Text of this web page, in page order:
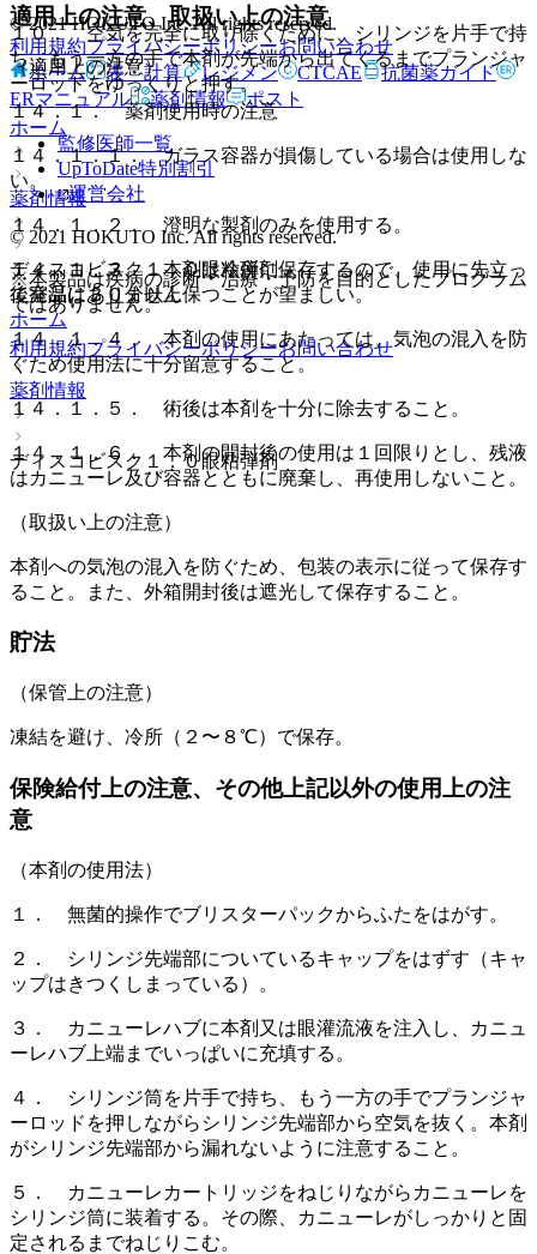
１０． 空気を完全に取り除くために、シリンジを片手で持
ち、もう一方の手で本剤が先端から出てくるまでプランジャ
ーロッドをゆっくりと押す。
ホーム
薬剤情報
ディスコビスク１．０眼粘弾剤
後発品はありません
ホーム
薬剤情報
ディスコビスク１．０眼粘弾剤
適用上の注意、取扱い上の注意
（適用上の注意）
１４．１． 薬剤使用時の注意
１４．１．１． ガラス容器が損傷している場合は使用しな
い。
１４．１．２． 澄明な製剤のみを使用する。
１４．１．３． 本剤は冷所に保存するので、使用に先立っ
て室温に３０分以上保つことが望ましい。
１４．１．４． 本剤の使用にあたっては、気泡の混入を防
ぐため使用法に十分留意すること。
１４．１．５． 術後は本剤を十分に除去すること。
１４．１．６． 本剤の開封後の使用は１回限りとし、残液
はカニューレ及び容器とともに廃棄し、再使用しないこと。
（取扱い上の注意）
本剤への気泡の混入を防ぐため、包装の表示に従って保存す
ること。また、外箱開封後は遮光して保存すること。
貯法
（保管上の注意）
凍結を避け、冷所（２〜８℃）で保存。
保険給付上の注意、その他上記以外の使用上の注
意
（本剤の使用法）
１． 無菌的操作でブリスターパックからふたをはがす。
２． シリンジ先端部についているキャップをはずす（キャ
ップはきつくしまっている）。
３． カニューレハブに本剤又は眼灌流液を注入し、カニュ
ーレハブ上端までいっぱいに充填する。
４． シリンジ筒を片手で持ち、もう一方の手でプランジャ
ーロッドを押しながらシリンジ先端部から空気を抜く。本剤
がシリンジ先端部から漏れないように注意すること。
５． カニューレカートリッジをねじりながらカニューレを
シリンジ筒に装着する。その際、カニューレがしっかりと固
定されるまでねじりこむ。
© 2021 HOKUTO Inc. All rights reserved.
利用規約プライバシーポリシーお問い合わせ
ホーム
表・計算 レジメン CTCAE
抗菌薬ガイド
ERマニュアル
薬剤情報 ポスト
監修医師一覧
UpToDate特別割引
運営会社
© 2021 HOKUTO Inc. All rights reserved.
※本製品は疾病の診断・治療・予防を目的としたプログラム
ではありません。
利用規約プライバシーポリシーお問い合わせ